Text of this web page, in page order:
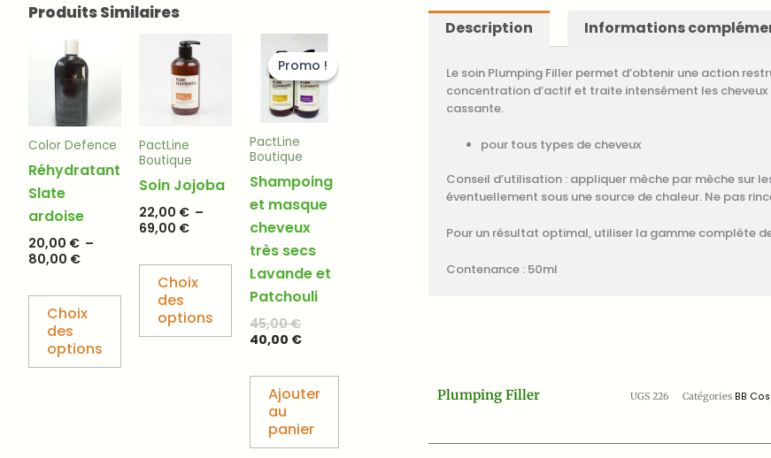
Produits Similaires
Color Defence
Réhydratant
Slate
ardoise
20,00 € –
80,00 €
de
prix :
20,00 €
80,00 €
Choix
des
options
plusieurs
variations.
Les
options
peuvent
être
la
produit
PactLine
Boutique
Soin Jojoba
22,00 € –
69,00 €
Plage
de
prix :
22,00 €
à
69,00 €
Choix
des
options
produit
plusieurs
variations.
Les
options
peuvent
être
choisies
sur
page
du
Promo !
Promo !
PactLine
Boutique
Shampoing
et masque
cheveux
très secs
Lavande et
Patchouli
45,00€
prix
initial
était :
45,00 €.
40,00 €
prix
actuel
est :
40,00 €.
Ajouter
au
panier
Description Informations
Le soin Plumping Filler permet d’obtenir une action
concentration d’actif et traite intensément les
cassante.
pour tous types de cheveux
Conseil d’utilisation : appliquer mèche par mèche sur
éventuellement sous une source de chaleur. Ne pas
Pour un résultat optimal, utiliser la gamme complète
Contenance : 50ml
Plumping Filler UGS226 Catégories BB Cos,